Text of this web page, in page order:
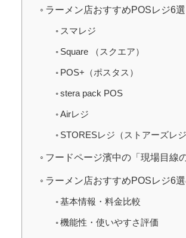
ラーメン店おすすめPOSレジ6選
スマレジ
Square （スクエア）
POS+（ポスタス）
stera pack POS
Airレジ
STORESレジ（ストアーズレ
フードページ濱中の「現場目線
ラーメン店おすすめPOSレジ6
基本情報・料金比較
機能性・使いやすさ評価